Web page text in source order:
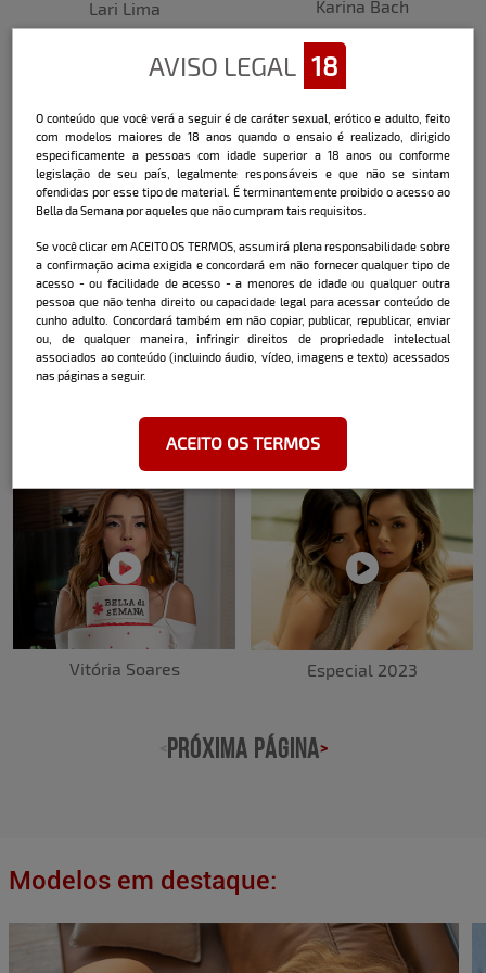
Lari Lima Karina Bach
Francielli Fontana Especial 2020
Vitória Soares Especial 2023
PRÓXIMA PÁGINA>
Modelos em destaque:
AVISO LEGAL 18
O conteúdo que você verá a seguir é de caráter sexual, erótico e adulto, feito
com modelos maiores de 18 anos quando o ensaio é realizado, dirigido
especificamente a pessoas com idade superior a 18 anos ou conforme
legislação de seu país, legalmente responsáveis e que não se sintam
ofendidas por esse tipo de material. É terminantemente proibido o acesso ao
Bella da Semana por aqueles que não cumpram tais requisitos.
Se você clicar em ACEITO OS TERMOS, assumirá plena responsabilidade sobre
a confirmação acima exigida e concordará em não fornecer qualquer tipo de
acesso - ou facilidade de acesso - a menores de idade ou qualquer outra
pessoa que não tenha direito ou capacidade legal para acessar conteúdo de
cunho adulto. Concordará também em não copiar, publicar, republicar, enviar
ou, de qualquer maneira, infringir direitos de propriedade intelectual
associados ao conteúdo (incluindo áudio, vídeo, imagens e texto) acessados
nas páginas a seguir.
ACEITO OS TERMOS